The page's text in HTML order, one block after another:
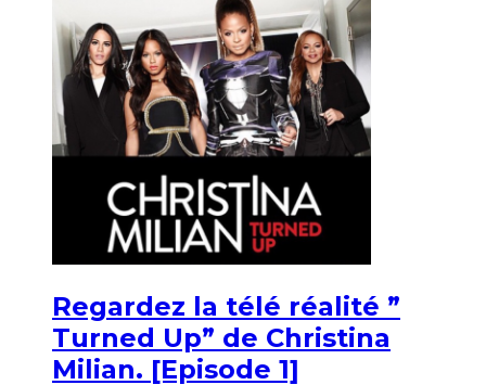
Regardez la télé réalité ”
Turned Up” de Christina
Milian. [Episode 1]